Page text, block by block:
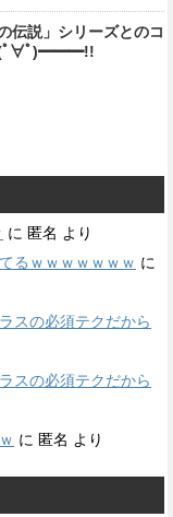
伝説」シリーズとのコ
ﾟ∀ﾟ)━━━!!
に 匿名 より
るｗｗｗｗｗｗｗ に
スの必須テクだから
スの必須テクだから
に 匿名 より